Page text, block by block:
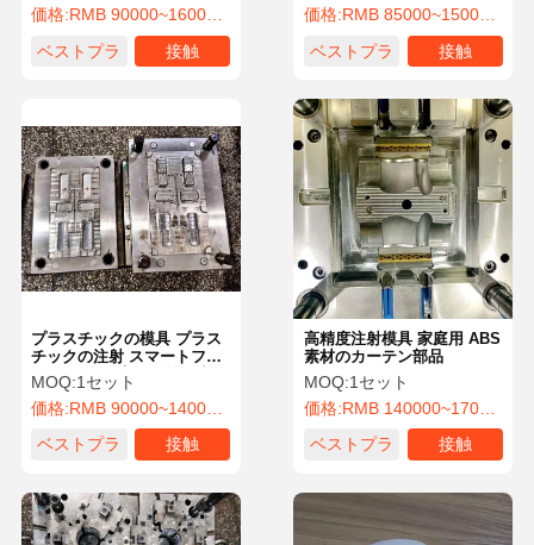
価格:RMB 90000~160000/Piece
ベストプラ
接触
価格:RMB 85000~150000/Piece
ベストプラ
接触
プラスチックの模具 プラス
チックの注射 スマートファ
ン リモコン 高耐久性 衝撃
耐性
MOQ:1セット
価格:RMB 90000~140000/Piece
ベストプラ
接触
高精度注射模具 家庭用 ABS
素材のカーテン部品
MOQ:1セット
価格:RMB 140000~170000/Piece
ベストプラ
接触